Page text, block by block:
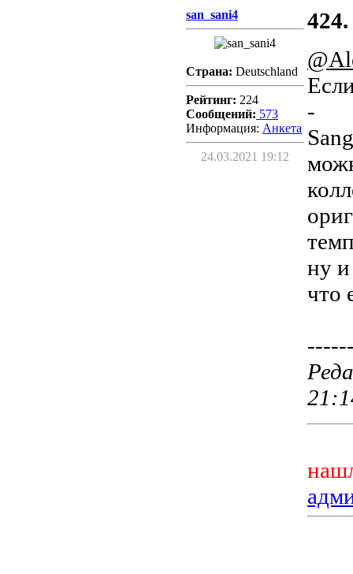
san_sani4
Страна: Deutschland
Рейтинг: 224
Сообщений: 573
Информация: Aнкета
24.03.2021 19:12
424.
-
ну
что